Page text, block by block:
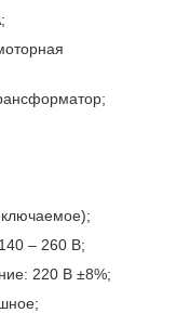
– 260 В;
220 В ±8%;